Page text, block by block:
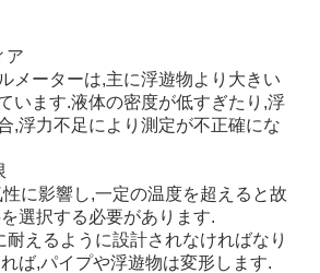
ア
メーターは,主に浮遊物より大きい
います.液体の密度が低すぎたり,浮
,浮力不足により測定が不正確にな
に影響し,一定の温度を超えると故
選択する必要があります.
耐えるように設計されなければなり
ば,パイプや浮遊物は変形します.